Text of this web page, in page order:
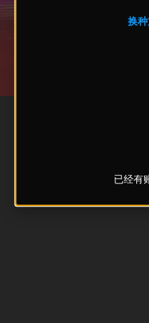
换
已经有